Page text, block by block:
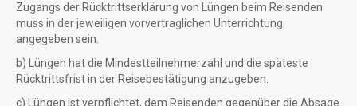
Zugangs der Rücktrittserklärung von Lüngen beim Reisenden
muss in der jeweiligen vorvertraglichen Unterrichtung
angegeben sein.
b) Lüngen hat die Mindestteilnehmerzahl und die späteste
Rücktrittsfrist in der Reisebestätigung anzugeben.
c) Lüngen ist verpflichtet, dem Reisenden gegenüber die Absage